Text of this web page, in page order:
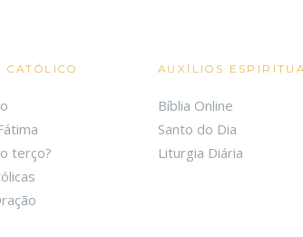
CATÓLICO
terço?
AUXÍLIOS
Bíblia Online
Santo do Dia
Liturgia Diária